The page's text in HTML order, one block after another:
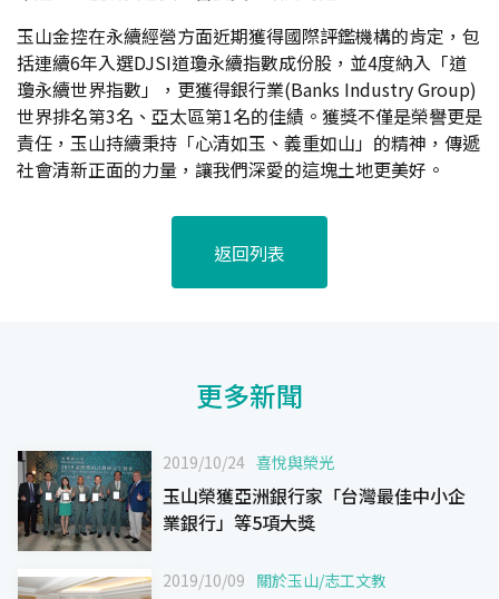
玉山金控在永續經營方面近期獲得國際評鑑機構的肯定，包
括連續6年入選DJSI道瓊永續指數成份股，並4度納入「道
瓊永續世界指數」，更獲得銀行業(Banks Industry Group)
世界排名第3名、亞太區第1名的佳績。獲獎不僅是榮譽更是
責任，玉山持續秉持「心清如玉、義重如山」的精神，傳遞
社會清新正面的力量，讓我們深愛的這塊土地更美好。
返回列表
更多新聞
2019/10/24 喜悅與榮光
玉山榮獲亞洲銀行家「台灣最佳中小企
業銀行」等5項大獎
2019/10/09 關於玉山/志工文教